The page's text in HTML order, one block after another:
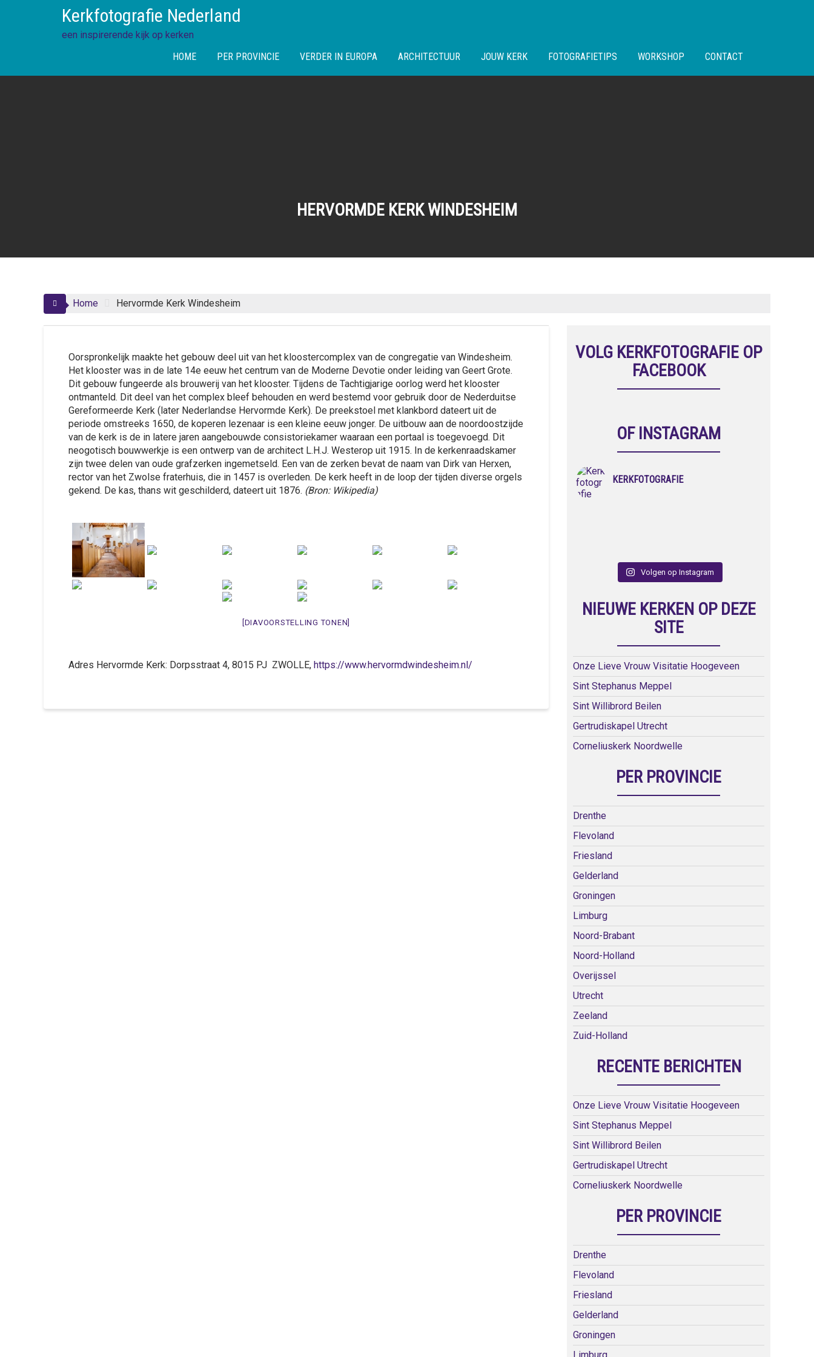
Kerkfotografie Nederland
een inspirerende kijk op kerken
HOME
PER PROVINCIE VERDER IN EUROPA ARCHITECTUUR JOUW KERK FOTOGRAFIETIPS WORKSHOP CONTACT
HERVORMDE KERK WINDESHEIM
Home Hervormde Kerk Windesheim
Oorspronkelijk maakte het gebouw deel uit van het kloostercomplex van de congregatie van Windesheim.
Het klooster was in de late 14e eeuw het centrum van de Moderne Devotie onder leiding van Geert Grote.
Dit gebouw fungeerde als brouwerij van het klooster. Tijdens de Tachtigjarige oorlog werd het klooster
ontmanteld. Dit deel van het complex bleef behouden en werd bestemd voor gebruik door de Nederduitse
Gereformeerde Kerk (later Nederlandse Hervormde Kerk). De preekstoel met klankbord dateert uit de
periode omstreeks 1650, de koperen lezenaar is een kleine eeuw jonger. De uitbouw aan de noordoostzijde
van de kerk is de in latere jaren aangebouwde consistoriekamer waaraan een portaal is toegevoegd. Dit
neogotisch bouwwerkje is een ontwerp van de architect L.H.J. Westerop uit 1915. In de kerkenraadskamer
zijn twee delen van oude grafzerken ingemetseld. Een van de zerken bevat de naam van Dirk van Herxen,
rector van het Zwolse fraterhuis, die in 1457 is overleden. De kerk heeft in de loop der tijden diverse orgels
gekend. De kas, thans wit geschilderd, dateert uit 1876. (Bron: Wikipedia)
[DIAVOORSTELLING TONEN]
Adres Hervormde Kerk: Dorpsstraat 4, 8015 PJ ZWOLLE, https://www.hervormdwindesheim.nl/
VOLG KERKFOTOGRAFIE OP
FACEBOOK
OF INSTAGRAM
KERKFOTOGRAFIE
Volgen op Instagram
NIEUWE KERKEN OP DEZE
SITE
Onze Lieve Vrouw Visitatie Hoogeveen
Sint Stephanus Meppel
Sint Willibrord Beilen
Gertrudiskapel Utrecht
Corneliuskerk Noordwelle
PER PROVINCIE
Drenthe
Flevoland
Friesland
Gelderland
Groningen
Limburg
Noord-Brabant
Noord-Holland
Overijssel
Utrecht
Zeeland
Zuid-Holland
RECENTE BERICHTEN
Onze Lieve Vrouw Visitatie Hoogeveen
Sint Stephanus Meppel
Sint Willibrord Beilen
Gertrudiskapel Utrecht
Corneliuskerk Noordwelle
PER PROVINCIE
Drenthe
Flevoland
Friesland
Gelderland
Groningen